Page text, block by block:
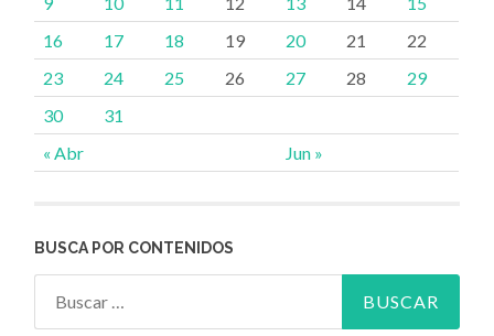
« Abr Jun »
16
17 18 19 20 21
22
23
24 25 26 27 28
29
30
31
BUSCA POR CONTENIDOS